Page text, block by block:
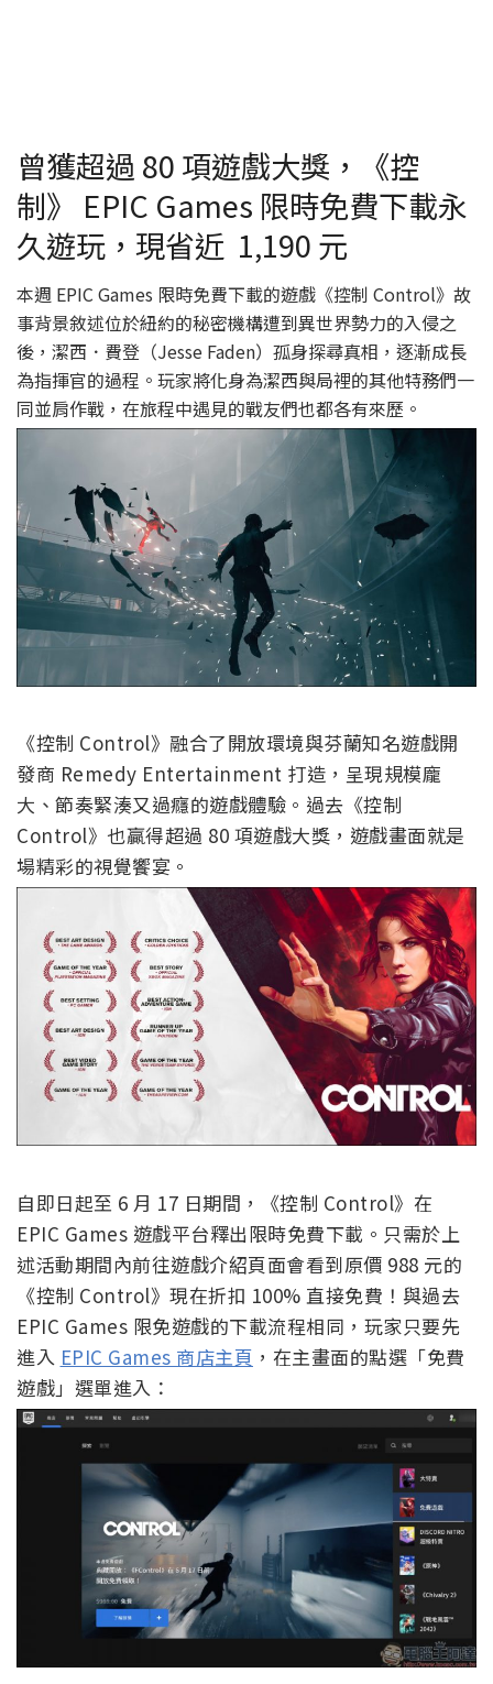
曾獲超過 80 項遊戲大獎，《控
制》 EPIC Games 限時免費下載永
久遊玩，現省近 1,190 元
本週 EPIC Games 限時免費下載的遊戲《控制 Control》故
事背景敘述位於紐約的秘密機構遭到異世界勢力的入侵之
後，潔西．費登（Jesse Faden）孤身探尋真相，逐漸成長
為指揮官的過程。玩家將化身為潔西與局裡的其他特務們一
同並肩作戰，在旅程中遇見的戰友們也都各有來歷。
《控制 Control》融合了開放環境與芬蘭知名遊戲開
發商 Remedy Entertainment 打造，呈現規模龐
大、節奏緊湊又過癮的遊戲體驗。過去《控制
Control》也贏得超過 80 項遊戲大獎，遊戲畫面就是
場精彩的視覺饗宴。
自即日起至 6 月 17 日期間，《控制 Control》在
EPIC Games 遊戲平台釋出限時免費下載。只需於上
述活動期間內前往遊戲介紹頁面會看到原價 988 元的
《控制 Control》現在折扣 100% 直接免費！與過去
EPIC Games 限免遊戲的下載流程相同，玩家只要先
進入 EPIC Games 商店主頁 ，在主畫面的點選「免費
遊戲」選單進入：